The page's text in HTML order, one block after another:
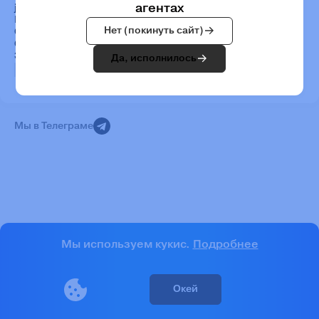
агентах
Нет (покинуть сайт)
Да, исполнилось
jurist@citwatch.org
Подписаться на рассылку
Отчёты
Стать волонтером
Задать вопрос
Мы в Телеграме
Мы используем кукис. Подробнее
Окей